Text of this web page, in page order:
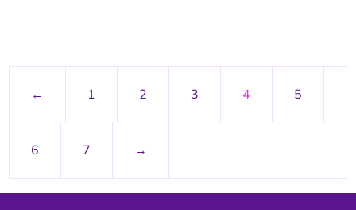
← 1 2 3 4 5
6 7 →